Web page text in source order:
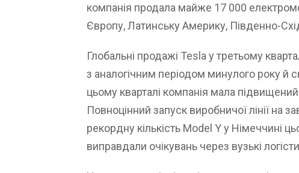
компанія продала майже 17 000
Європу, Латинську Америку, Південно-
Глобальні продажі Tesla у третьому
з аналогічним періодом минулого року й
цьому кварталі компанія мала
Повноцінний запуск виробничої лінії на
рекордну кількість Model Y у Німеччині
виправдали очікувань через вузькі